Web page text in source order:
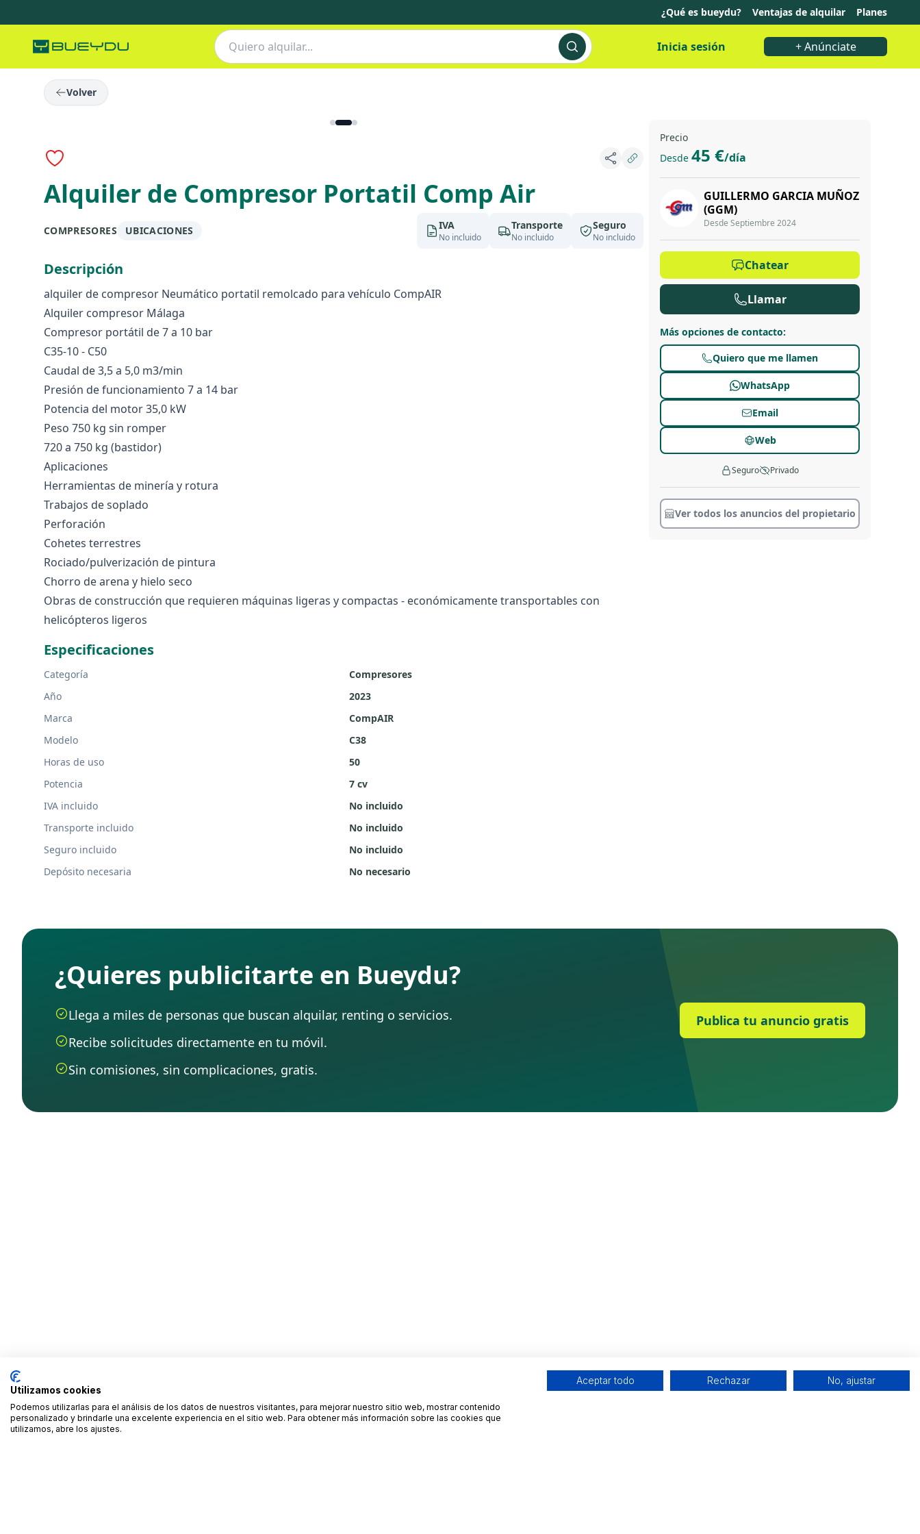
¿Qué es bueydu? Ventajas de alquilar Planes
Inicia sesión + Anúnciate
Volver
Alquiler de Compresor Portatil Comp Air
COMPRESORES UBICACIONES IVA
No incluido
Transporte
No incluido
Seguro
No incluido
Descripción
alquiler de compresor Neumático portatil remolcado para vehículo CompAIR
Alquiler compresor Málaga
Compresor portátil de 7 a 10 bar
C35-10 - C50
Caudal de 3,5 a 5,0 m3/min
Presión de funcionamiento 7 a 14 bar
Potencia del motor 35,0 kW
Peso 750 kg sin romper
720 a 750 kg (bastidor)
Aplicaciones
Herramientas de minería y rotura
Trabajos de soplado
Perforación
Cohetes terrestres
Rociado/pulverización de pintura
Chorro de arena y hielo seco
Obras de construcción que requieren máquinas ligeras y compactas - económicamente transportables con
helicópteros ligeros
Especificaciones
Categoría
Compresores
Año
2023
Marca
CompAIR
Modelo
C38
Horas de uso
50
Potencia
7 cv
IVA incluido
No incluido
Transporte incluido
No incluido
Seguro incluido
No incluido
Depósito necesaria
No necesario
Precio
Desde 45 €/día
GUILLERMO GARCIA MUÑOZ
(GGM)
Desde Septiembre 2024
Chatear
Llamar
Más opciones de contacto:
Quiero que me llamen
WhatsApp
Email
Web
Seguro Privado
Ver todos los anuncios del propietario
¿Quieres publicitarte en Bueydu?
Llega a miles de personas que buscan alquilar, renting o servicios.
Recibe solicitudes directamente en tu móvil.
Sin comisiones, sin complicaciones, gratis.
Publica tu anuncio gratis
Utilizamos cookies
Podemos utilizarlas para el análisis de los datos de nuestros visitantes, para mejorar nuestro sitio web, mostrar contenido
personalizado y brindarle una excelente experiencia en el sitio web. Para obtener más información sobre las cookies que
utilizamos, abre los ajustes.
Aceptar todo Rechazar No, ajustar